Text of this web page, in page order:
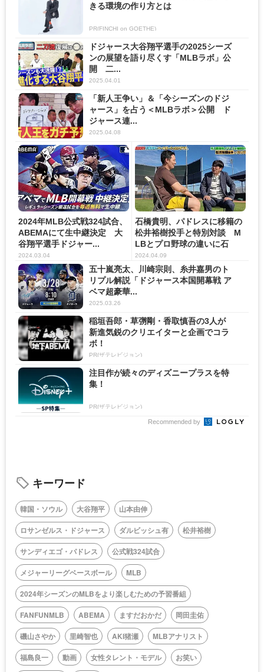
きる環境の作り方とは
PR(FINCHI on GOETHE)
ドジャース大谷翔平選手の2025シーズ
ンの展望を語り尽くす「MLBラボ」公
開 二...
2025.04.01
「新人王争い」＆「今シーズンのドジ
ャース」を占う＜MLBラボ＞公開 ド
ジャース連...
2025.04.08
2024年MLB公式戦324試合、
ABEMAにて生中継決定 大
谷翔平選手ドジャー...
2024.03.04
石橋貴明、パドレスに移籍の
松井裕樹投手と特別対談 M
LBとプロ野球の違いに石
橋、...
2024.04.09
五十嵐亮太、川崎宗則、糸井嘉男のト
リプル解説「ドジャース本国開幕戦 ア
ベマ超豪華...
2025.03.26
稲垣吾郎・草彅剛・香取慎吾の3人が
新進気鋭のクリエイターと企画でコラ
ボ！
PR(ザテレビジョン)
注目作が続々のディズニープラスを特
集！
PR(ザテレビジョン)
Recommended by
キーワード
韓国・ソウル 大谷翔平
山本由伸
ロサンゼルス・ドジャース
ダルビッシュ有
松井裕樹
サンディエゴ・パドレス
公式戦324試合
メジャーリーグベースボール
MLB
2024年シーズンのMLBをより楽しむための予習番組
FANFUNMLB
ABEMA ますだおかだ
岡田圭佑
磯山さやか
里崎智也 AKI猪瀬
MLBアナリスト
福島良一
動画 女性タレント・モデル
お笑い